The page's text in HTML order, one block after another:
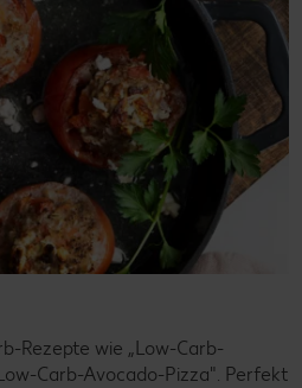
Rezepte wie „Low-Carb-
Carb-Avocado-Pizza". Perfekt